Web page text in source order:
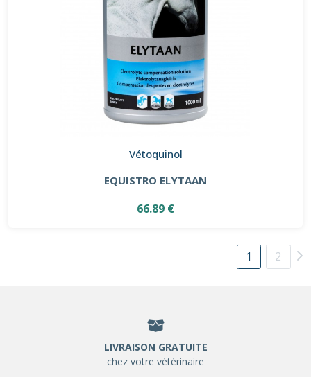
Vétoquinol
EQUISTRO ELYTAAN
66.89 €
1 2
LIVRAISON GRATUITE
chez votre vétérinaire